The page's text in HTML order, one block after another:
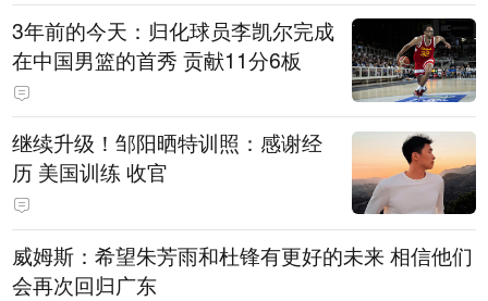
3年前的今天：归化球员李凯尔完成
在中国男篮的首秀 贡献11分6板
继续升级！邹阳晒特训照：感谢经
历 美国训练 收官
威姆斯：希望朱芳雨和杜锋有更好的未来 相信他们
会再次回归广东